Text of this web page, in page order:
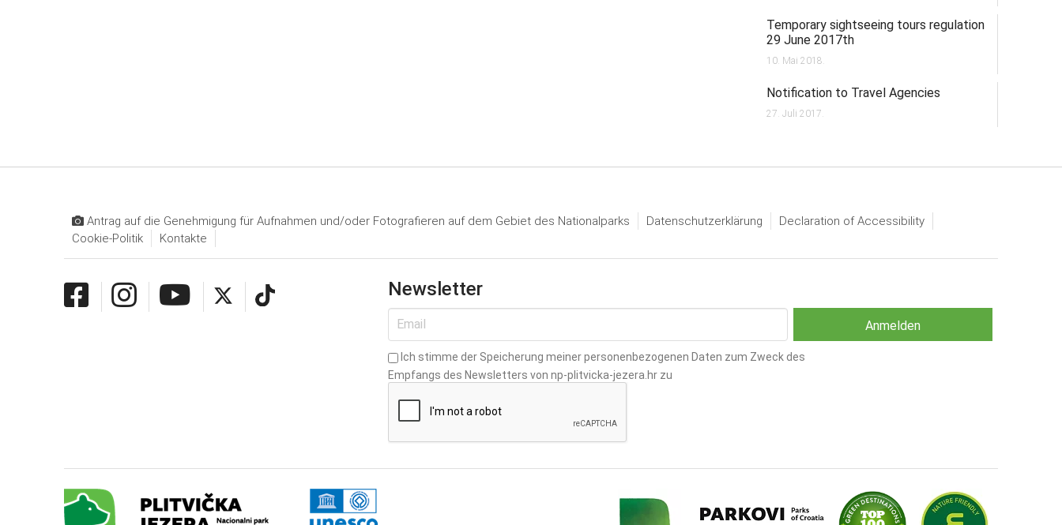
Temporary sightseeing tours regulation
29 June 2017th
10. Mai 2018.
Notification to Travel Agencies
27. Juli 2017.
Antrag auf die Genehmigung für Aufnahmen und/oder Fotografieren auf dem Gebiet des Nationalparks Datenschutzerklärung
Declaration of Accessibility
Cookie-Politik
Kontakte
Newsletter
Ich stimme der Speicherung meiner personenbezogenen Daten zum Zweck des
Empfangs des Newsletters von np-plitvicka-jezera.hr zu